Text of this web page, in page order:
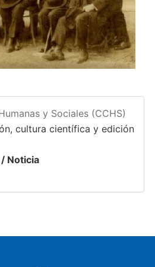
y Sociales (CCHS)
cultura científica y edición
Noticia